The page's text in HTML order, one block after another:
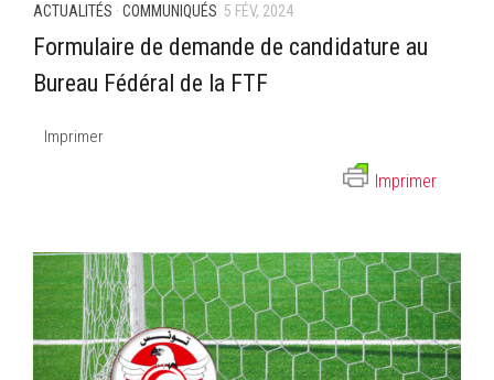
ACTUALITÉS · COMMUNIQUÉS 5 FÉV, 2024
Formulaire de demande de candidature au
Bureau Fédéral de la FTF
Imprimer
Imprimer